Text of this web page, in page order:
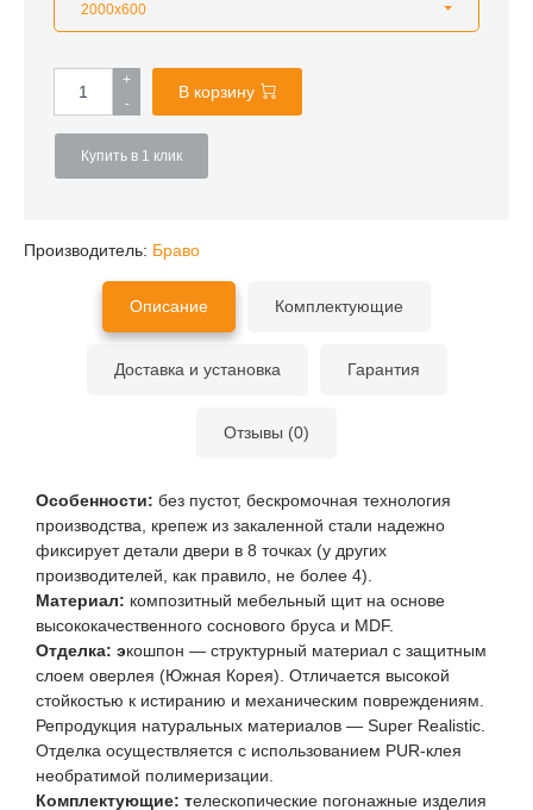
2000x600
+
-
В корзину
Купить в 1 клик
Производитель: Браво
Описание Комплектующие
Доставка и установка Гарантия
Отзывы (0)
Особенности: без пустот, бескромочная технология
производства, крепеж из закаленной стали надежно
фиксирует детали двери в 8 точках (у других
производителей, как правило, не более 4).
Материал: композитный мебельный щит на основе
высококачественного соснового бруса и MDF.
Отделка: экошпон — структурный материал с защитным
слоем оверлея (Южная Корея). Отличается высокой
стойкостью к истиранию и механическим повреждениям.
Репродукция натуральных материалов — Super Realistic.
Отделка осуществляется с использованием PUR-клея
необратимой полимеризации.
Комплектующие: телескопические погонажные изделия